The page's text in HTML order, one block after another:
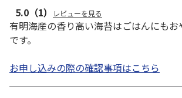
5.0 （1） レビューを見る
有明海産の香り高い海苔はごはんにもお
です。
お申し込みの際の確認事項はこちら